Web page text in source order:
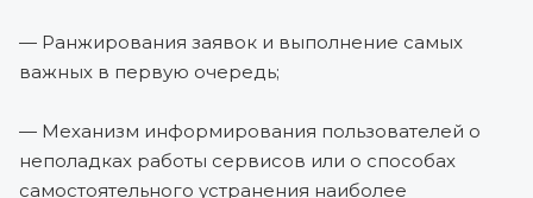
— Ранжирования заявок и выполнение самых
важных в первую очередь;
— Механизм информирования пользователей о
неполадках работы сервисов или о способах
самостоятельного устранения наиболее